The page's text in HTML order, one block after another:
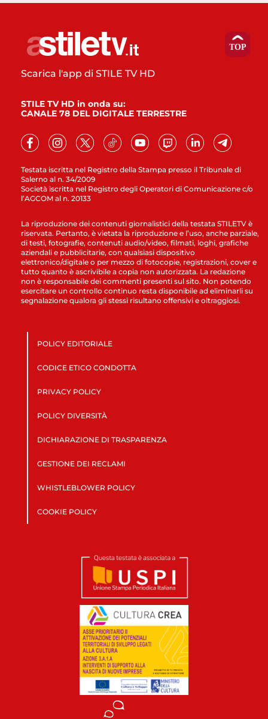
Testata iscritta nel Registro della Stampa presso il Tribunale di
Salerno al n. 34/2009
Società iscritta nel Registro degli Operatori di Comunicazione c/o
l’AGCOM al n. 20133
Scarica l'app di STILE TV HD
STILE TV HD in onda su:
CANALE 78 DEL DIGITALE TERRESTRE
La riproduzione dei contenuti giornalistici della testata STILETV è
riservata. Pertanto, è vietata la riproduzione e l’uso, anche parziale,
di testi, fotografie, contenuti audio/video, filmati, loghi, grafiche
aziendali e pubblicitarie, con qualsiasi dispositivo
elettronico/digitale o per mezzo di fotocopie, registrazioni, cover e
tutto quanto è ascrivibile a copia non autorizzata. La redazione
non è responsabile dei commenti presenti sul sito. Non potendo
esercitare un controllo continuo resta disponibile ad eliminarli su
segnalazione qualora gli stessi risultano offensivi e oltraggiosi.
POLICY EDITORIALE
CODICE ETICO CONDOTTA
PRIVACY POLICY
POLICY DIVERSITÀ
DICHIARAZIONE DI TRASPARENZA
GESTIONE DEI RECLAMI
WHISTLEBLOWER POLICY
COOKIE POLICY